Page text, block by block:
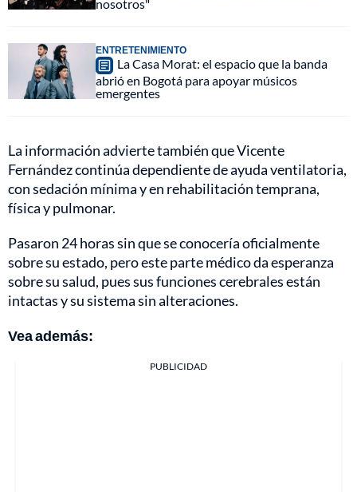
nosotros"
ENTRETENIMIENTO
La Casa Morat: el espacio que la banda
abrió en Bogotá para apoyar músicos
emergentes
La información advierte también que Vicente
Fernández continúa dependiente de ayuda ventilatoria,
con sedación mínima y en rehabilitación temprana,
física y pulmonar.
Pasaron 24 horas sin que se conocería oficialmente
sobre su estado, pero este parte médico da esperanza
sobre su salud, pues sus funciones cerebrales están
intactas y su sistema sin alteraciones.
Vea además:
PUBLICIDAD